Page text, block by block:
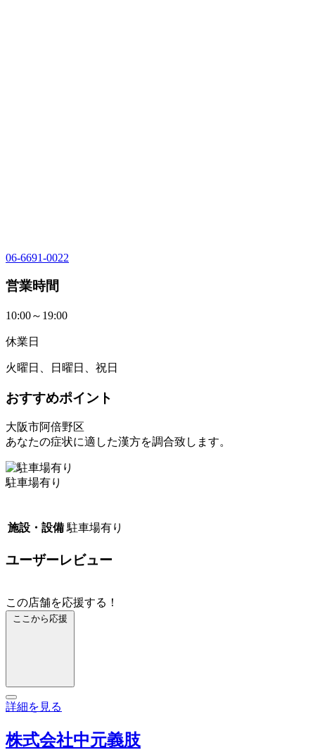
06-6691-0022
営業時間
10:00～19:00
休業日
火曜日、日曜日、祝日
おすすめポイント
大阪市阿倍野区
あなたの症状に適した漢方を調合致します。
駐車場有り
施設・設備 駐車場有り
ユーザーレビュー
この店舗を応援する！
ここから応援
詳細を見る
株式会社中元義肢